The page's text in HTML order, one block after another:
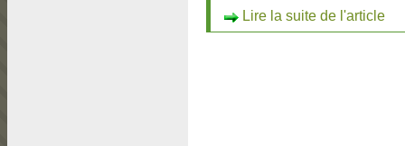
Lire la suite de l'article